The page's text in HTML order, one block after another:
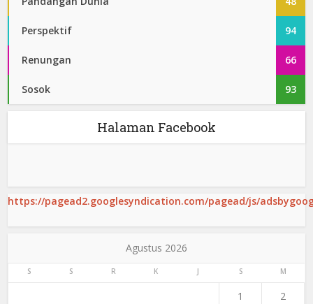
Perspektif 94
Renungan 66
Sosok 93
Halaman Facebook
https://pagead2.googlesyndication.com/pagead/js/
Agustus 2026
S S R K J S M
1 2